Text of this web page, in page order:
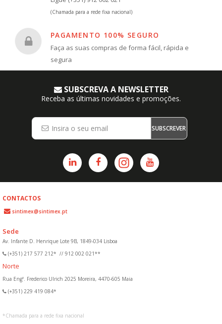
(Chamada para a rede fixa nacional)
PAGAMENTO 100% SEGURO
Faça as suas compras de forma fácil, rápida e
segura
SUBSCREVA A NEWSLETTER
Receba as últimas novidades e promoções.
SUBSCREVER
CONTACTOS
sintimex@sintimex.pt
Sede
Av. Infante D. Henrique Lote 9B, 1849-034 Lisboa
(+351) 217 577 212* // 912 002 021**
Norte
Rua Engº. Frederico Ulrich 2025 Moreira, 4470-605 Maia
(+351) 229 419 084*
*Chamada para a rede fixa nacional